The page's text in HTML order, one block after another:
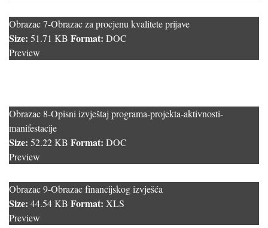
Obrazac 7-Obrazac za procjenu kvalitete prijave
Size: 51.71 KB Format: DOC
Preview
Obrazac 8-Opisni izvještaj programa-projekta-aktivnosti-
manifestacije
Size: 52.22 KB Format: DOC
Preview
Obrazac 9-Obrazac financijskog izvješća
Size: 44.54 KB Format: XLS
Preview